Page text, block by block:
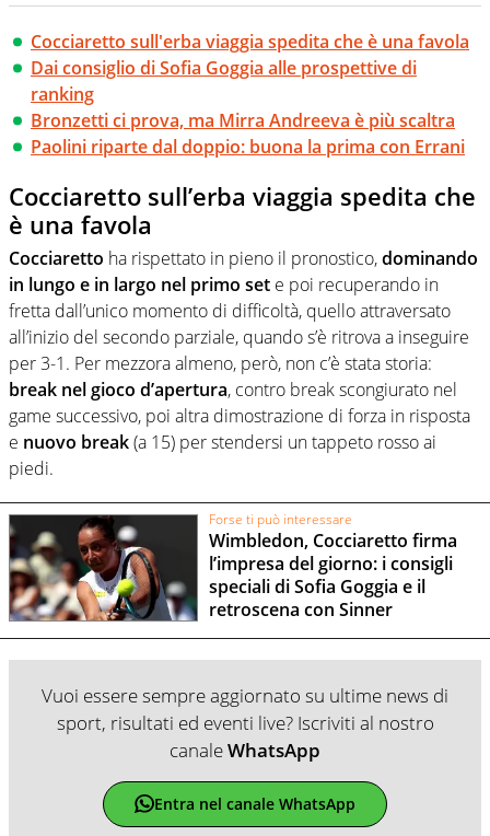
Cocciaretto sull'erba viaggia spedita che è una favola
Dai consiglio di Sofia Goggia alle prospettive di
ranking
Bronzetti ci prova, ma Mirra Andreeva è più scaltra
Paolini riparte dal doppio: buona la prima con Errani
Cocciaretto sull’erba viaggia spedita che
è una favola
Cocciaretto ha rispettato in pieno il pronostico,dominando
in lungo e in largo nel primo set e poi recuperando in
fretta dall’unico momento di difficoltà, quello attraversato
all’inizio del secondo parziale, quando s’è ritrova a inseguire
per 3-1. Per mezzora almeno, però, non c’è stata storia:
break nel gioco d’apertura, contro break scongiurato nel
game successivo, poi altra dimostrazione di forza in risposta
e nuovo break(a 15) per stendersi un tappeto rosso ai
piedi.
Forse ti può interessare
Wimbledon, Cocciaretto firma
l’impresa del giorno: i consigli
speciali di Sofia Goggia e il
retroscena con Sinner
Vuoi essere sempre aggiornato su ultime news di
sport, risultati ed eventi live? Iscriviti al nostro
canaleWhatsApp
Entra nel canale WhatsApp